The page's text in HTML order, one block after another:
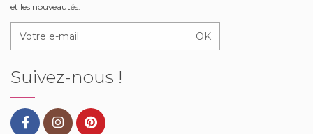
et les nouveautés.
OK
Suivez-nous !